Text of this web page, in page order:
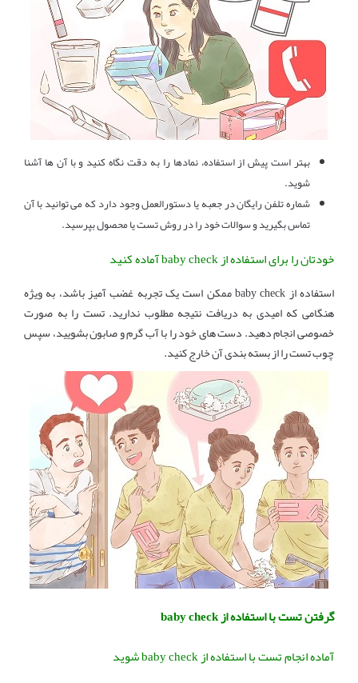
بهتر است پیش از استفاده، نمادها را به دقت نگاه کنید و با آن ها آشنا
شوید.
شماره تلفن رایگان در جعبه یا دستورالعمل وجود دارد که می توانید با آن
تماس بگیرید و سوالات خود را در روش تست یا محصول بپرسید.
خودتان را برای استفاده از baby check آماده کنید
استفاده از baby check ممکن است یک تجربه غضب آمیز باشد، به ویژه
هنگامی که امیدی به دریافت نتیجه مطلوب ندارید. تست را به صورت
خصوصی انجام دهید. دست های خود را با آب گرم و صابون بشویید، سپس
چوب تست را از بسته بندی آن خارج کنید.
گرفتن تست با استفاده از baby check
آماده انجام تست با استفاده از baby check شوید